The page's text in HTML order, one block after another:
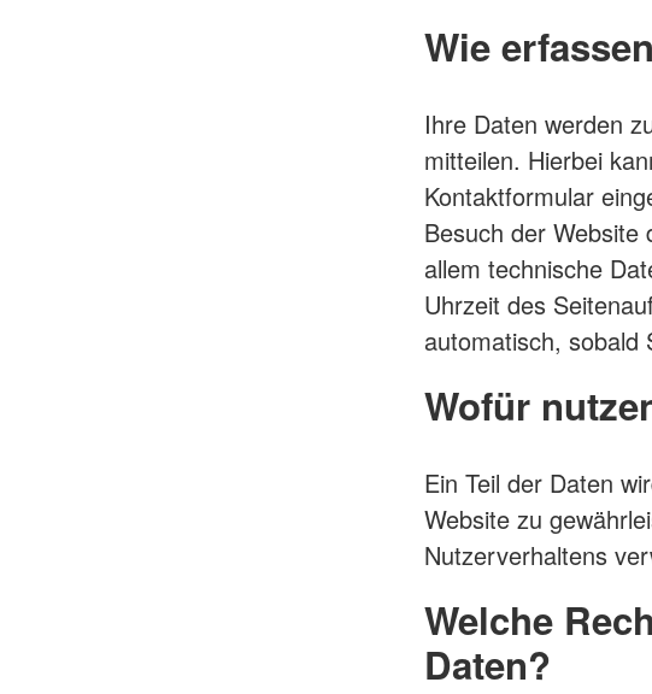
Wie
Ihre Daten werden
mitteilen. Hierbei
Kontaktformular
Besuch der
allem technische
Uhrzeit des
automatisch, sobald
Wofür
Ein Teil der Daten
Website zu
Nutzerverhaltens
Welche
Daten?